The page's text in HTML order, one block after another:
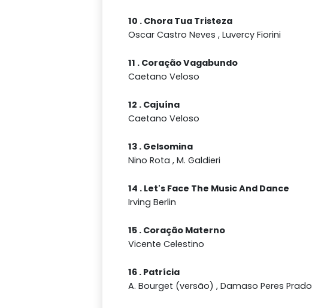
10 . Chora Tua Tristeza
Oscar Castro Neves , Luvercy Fiorini
11 . Coração Vagabundo
Caetano Veloso
12 . Cajuína
Caetano Veloso
13 . Gelsomina
Nino Rota , M. Galdieri
14 . Let's Face The Music And Dance
Irving Berlin
15 . Coração Materno
Vicente Celestino
16 . Patrícia
A. Bourget (versão) , Damaso Peres Prado